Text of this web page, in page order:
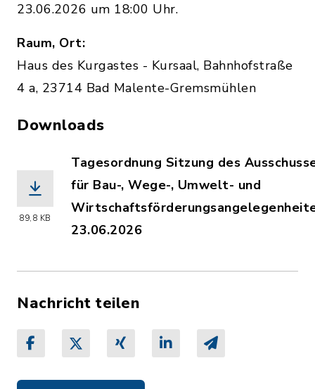
23.06.2026 um 18:00 Uhr.
Raum, Ort:
Haus des Kurgastes - Kursaal, Bahnhofstraße
4 a, 23714 Bad Malente-Gremsmühlen
Downloads
89,8 KB
Tagesordnung Sitzung des
für Bau-, Wege-, Umwelt- und
23.06.2026
Nachricht teilen